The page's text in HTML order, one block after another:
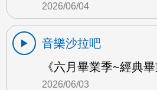
2026/06/04
音樂沙拉吧
《六月畢業季~經典
2026/06/03